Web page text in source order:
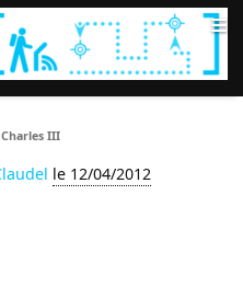
≡
III
le 12/04/2012